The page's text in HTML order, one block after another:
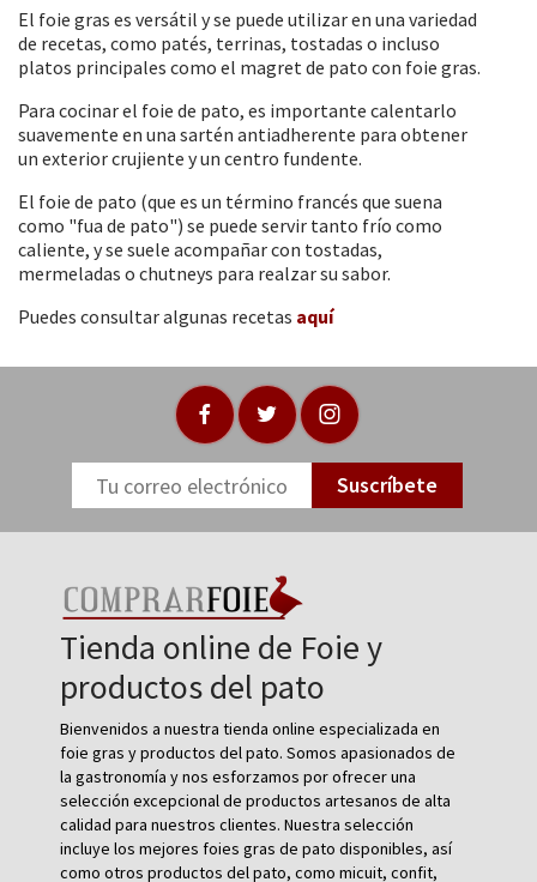
El foie gras es versátil y se puede utilizar en una variedad
de recetas, como patés, terrinas, tostadas o incluso
platos principales como el magret de pato con foie gras.
Para cocinar el foie de pato, es importante calentarlo
suavemente en una sartén antiadherente para obtener
un exterior crujiente y un centro fundente.
El foie de pato (que es un término francés que suena
como "fua de pato") se puede servir tanto frío como
caliente, y se suele acompañar con tostadas,
mermeladas o chutneys para realzar su sabor.
Puedes consultar algunas recetas aquí
Suscríbete
Tienda online de Foie y
productos del pato
Bienvenidos a nuestra tienda online especializada en
foie gras y productos del pato. Somos apasionados de
la gastronomía y nos esforzamos por ofrecer una
selección excepcional de productos artesanos de alta
calidad para nuestros clientes. Nuestra selección
incluye los mejores foies gras de pato disponibles, así
como otros productos del pato, como micuit, confit,